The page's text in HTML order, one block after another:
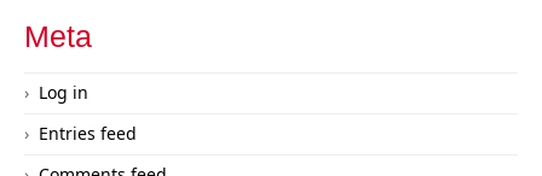
Meta
Log in
Entries feed